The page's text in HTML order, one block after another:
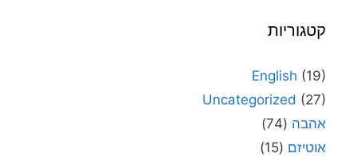
קטגוריות
English (19)
Uncategorized (27)
אהבה (74)
אוטיזם (15)